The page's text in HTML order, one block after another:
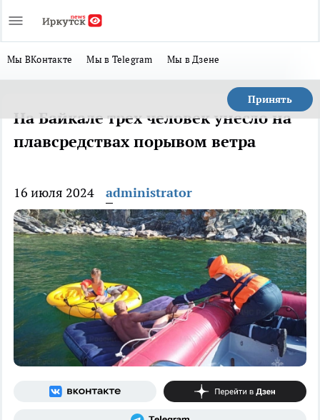
Мы ВКонтакте Мы в Telegram Мы в Дзене
Принять
​На Байкале трех человек унесло на
плавсредствах порывом ветра
16 июля 2024 administrator